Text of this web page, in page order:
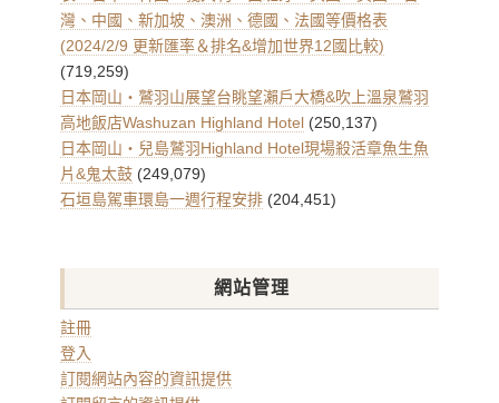
灣、中國、新加坡、澳洲、德國、法國等價格表
(2024/2/9 更新匯率＆排名&增加世界12國比較)
(719,259)
日本岡山・鷲羽山展望台眺望瀨戶大橋&吹上溫泉鷲羽
高地飯店Washuzan Highland Hotel (250,137)
日本岡山・兒島鷲羽Highland Hotel現場殺活章魚生魚
片&鬼太鼓 (249,079)
石垣島駕車環島一週行程安排 (204,451)
網站管理
註冊
登入
訂閱網站內容的資訊提供